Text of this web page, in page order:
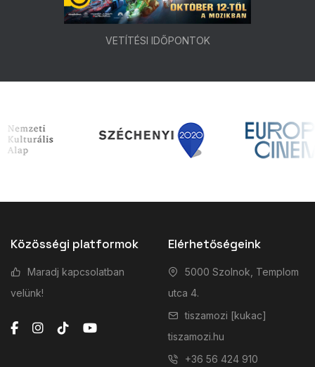
VETÍTÉSI IDŐPONTOK
Közösségi platformok
Maradj kapcsolatban
velünk!
Elérhetőségeink
5000 Szolnok, Templom
utca 4.
tiszamozi [kukac]
tiszamozi.hu
+36 56 424 910